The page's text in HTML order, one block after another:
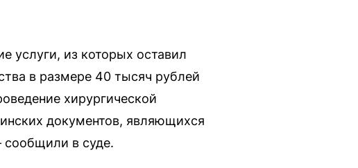
услуги, из которых оставил
в размере 40 тысяч рублей
хирургической
документов, являющихся
в суде.